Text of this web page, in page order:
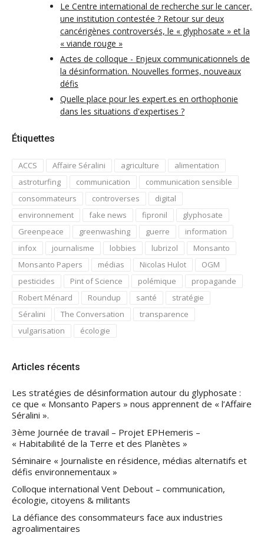
Le Centre international de recherche sur le cancer,
une institution contestée ? Retour sur deux
cancérigènes controversés, le « glyphosate » et la
« viande rouge »
Actes de colloque - Enjeux communicationnels de
la désinformation. Nouvelles formes, nouveaux
défis
Quelle place pour les expert.es en orthophonie
dans les situations d'expertises ?
Étiquettes
ACCS Affaire Séralini agriculture
alimentation
astroturfing
communication
communication sensible
consommateurs
controverses
digital
environnement
fake news fipronil
glyphosate
Greenpeace
greenwashing guerre
information
infox
journalisme lobbies lubrizol
Monsanto
Monsanto Papers
médias Nicolas Hulot
OGM
pesticides
Pint of Science polémique
propagande
Robert Ménard
Roundup santé
stratégie
Séralini
The Conversation
transparence
vulgarisation
écologie
Articles récents
Les stratégies de désinformation autour du glyphosate :
ce que « Monsanto Papers » nous apprennent de « l’Affaire
Séralini ».
3ème Journée de travail – Projet EPHemeris –
« Habitabilité de la Terre et des Planètes »
Séminaire « Journaliste en résidence, médias alternatifs et
défis environnementaux »
Colloque international Vent Debout – communication,
écologie, citoyens & militants
La défiance des consommateurs face aux industries
agroalimentaires